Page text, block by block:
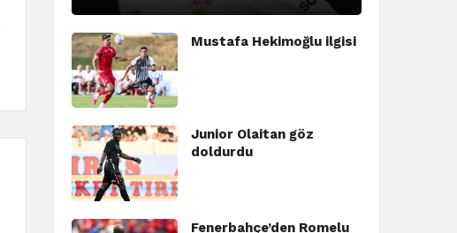
Mustafa Hekimoğlu ilgisi
Junior Olaitan göz
doldurdu
Fenerbahçe’den Romelu